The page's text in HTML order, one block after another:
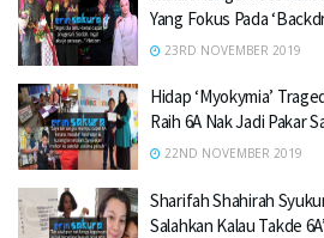
Yang Fokus Pada
23RD NOVEMBER 2019
Hidap ‘Myokymia’
Raih 6A Nak Jadi Pakar
22ND NOVEMBER 2019
Sharifah Shahirah
Salahkan Kalau Takde